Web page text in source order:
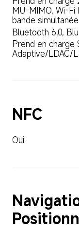
MU-MIMO, Wi-
bande
Bluetooth 6.0,
Prend en
Adaptive/LDAC/
NFC
Oui